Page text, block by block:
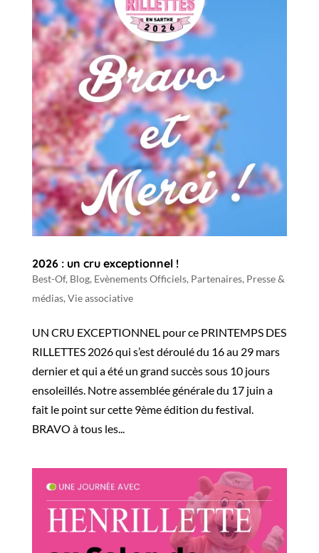
2026 : un cru exceptionnel !
Best-Of, Blog, Evènements Officiels, Partenaires, Presse &
médias, Vie associative
UN CRU EXCEPTIONNEL pour ce PRINTEMPS DES
RILLETTES 2026 qui s’est déroulé du 16 au 29 mars
dernier et qui a été un grand succès sous 10 jours
ensoleillés. Notre assemblée générale du 17 juin a
fait le point sur cette 9ème édition du festival.
BRAVO à tous les...